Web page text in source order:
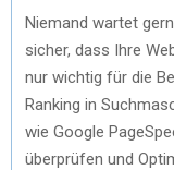
Niemand wartet
sicher, dass Ihre
nur wichtig für die
Ranking in
wie Google
überprüfen und